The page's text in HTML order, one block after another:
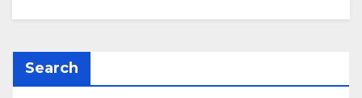
Search